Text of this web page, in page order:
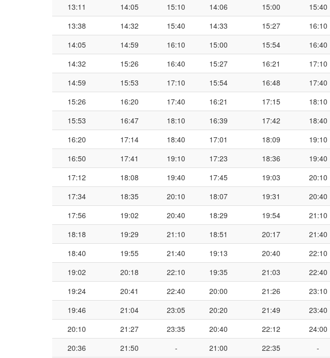
13:11
14:05 15:10 14:06 15:00
15:40
13:38
14:32 15:40 14:33 15:27
16:10
14:05
14:59 16:10 15:00 15:54
16:40
14:32
15:26 16:40 15:27 16:21
17:10
14:59
15:53 17:10 15:54 16:48
17:40
15:26
16:20 17:40 16:21 17:15
18:10
15:53
16:47 18:10 16:39 17:42
18:40
16:20
17:14 18:40 17:01 18:09
19:10
16:50
17:41 19:10 17:23 18:36
19:40
17:12
18:08 19:40 17:45 19:03
20:10
17:34
18:35 20:10 18:07 19:31
20:40
17:56
19:02 20:40 18:29 19:54
21:10
18:18
19:29 21:10 18:51 20:17
21:40
18:40
19:55 21:40 19:13 20:40
22:10
19:02
20:18 22:10 19:35 21:03
22:40
19:24
20:41 22:40 20:00 21:26
23:10
19:46
21:04 23:05 20:20 21:49
23:40
20:10
21:27 23:35 20:40 22:12
24:00
20:36
21:50 - 21:00 22:35
-